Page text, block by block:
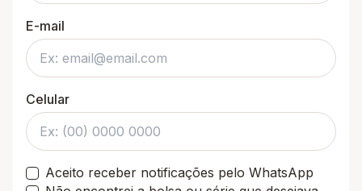
E-mail
Celular
Aceito receber notificações pelo WhatsApp